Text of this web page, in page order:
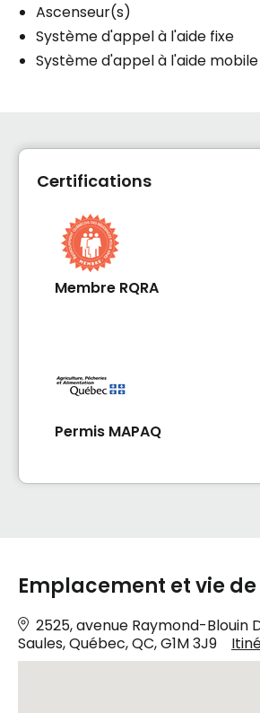
Ascenseur(s)
Système d'appel à l'aide fixe
Système d'appel à l'aide mobile
Certifications
Membre RQRA
Permis MAPAQ
Emplacement et vie
2525, avenue Raymond-Blouin
Saules, Québec, QC, G1M 3J9